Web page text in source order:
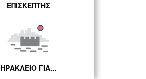
ΕΠΙΣΚΕΠΤΗΣ
ΗΡΑΚΛΕΙΟ ΓΙΑ...